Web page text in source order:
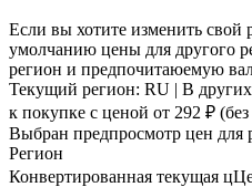
Если вы хотите изменить свой
умолчанию цены для другого
регион и предпочитаюемую
Текущий регион: RU | В
к покупке с ценой от 292 ₽
Выбран предпросмотр цен для
Регион
Конвертированная текущая цЦ